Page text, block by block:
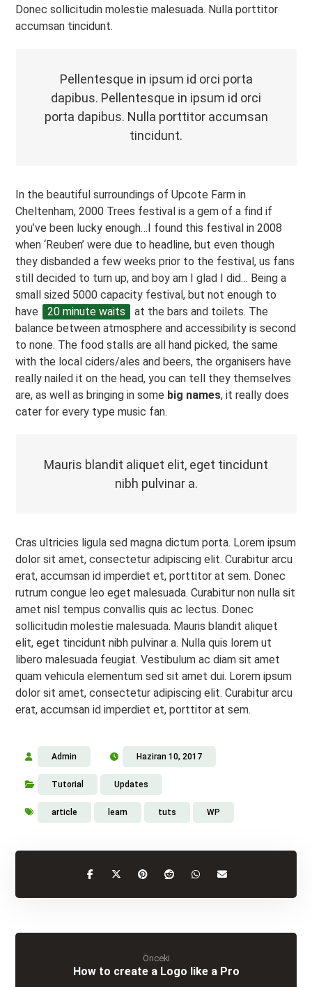
Donec sollicitudin molestie malesuada. Nulla porttitor
accumsan tincidunt.
Pellentesque in ipsum id orci porta
dapibus. Pellentesque in ipsum id orci
porta dapibus. Nulla porttitor accumsan
tincidunt.
In the beautiful surroundings of Upcote Farm in
Cheltenham, 2000 Trees festival is a gem of a find if
you’ve been lucky enough…I found this festival in 2008
when ‘Reuben’ were due to headline, but even though
they disbanded a few weeks prior to the festival, us fans
still decided to turn up, and boy am I glad I did… Being a
small sized 5000 capacity festival, but not enough to
have
20 minute waits
at the bars and toilets. The
balance between atmosphere and accessibility is second
to none. The food stalls are all hand picked, the same
with the local ciders/ales and beers, the organisers have
really nailed it on the head, you can tell they themselves
are, as well as bringing in some big names, it really does
cater for every type music fan.
Mauris blandit aliquet elit, eget tincidunt
nibh pulvinar a.
Cras ultricies ligula sed magna dictum porta. Lorem ipsum
dolor sit amet, consectetur adipiscing elit. Curabitur arcu
erat, accumsan id imperdiet et, porttitor at sem. Donec
rutrum congue leo eget malesuada. Curabitur non nulla sit
amet nisl tempus convallis quis ac lectus. Donec
sollicitudin molestie malesuada. Mauris blandit aliquet
elit, eget tincidunt nibh pulvinar a. Nulla quis lorem ut
libero malesuada feugiat. Vestibulum ac diam sit amet
quam vehicula elementum sed sit amet dui. Lorem ipsum
dolor sit amet, consectetur adipiscing elit. Curabitur arcu
erat, accumsan id imperdiet et, porttitor at sem.
Admin Haziran 10, 2017
Tutorial Updates
article learn tuts WP
Önceki
How to create a Logo like a Pro